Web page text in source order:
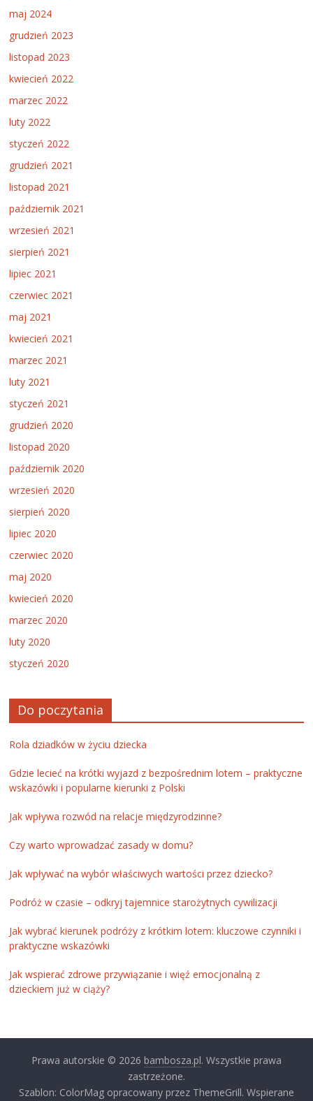
maj 2024
grudzień 2023
listopad 2023
kwiecień 2022
marzec 2022
luty 2022
styczeń 2022
grudzień 2021
listopad 2021
październik 2021
wrzesień 2021
sierpień 2021
lipiec 2021
czerwiec 2021
maj 2021
kwiecień 2021
marzec 2021
luty 2021
styczeń 2021
grudzień 2020
listopad 2020
październik 2020
wrzesień 2020
sierpień 2020
lipiec 2020
czerwiec 2020
maj 2020
kwiecień 2020
marzec 2020
luty 2020
styczeń 2020
Do poczytania
Rola dziadków w życiu dziecka
Gdzie lecieć na krótki wyjazd z bezpośrednim lotem – praktyczne
wskazówki i popularne kierunki z Polski
Jak wpływa rozwód na relacje międzyrodzinne?
Czy warto wprowadzać zasady w domu?
Jak wpływać na wybór właściwych wartości przez dziecko?
Podróż w czasie – odkryj tajemnice starożytnych cywilizacji
Jak wybrać kierunek podróży z krótkim lotem: kluczowe czynniki i
praktyczne wskazówki
Jak wspierać zdrowe przywiązanie i więź emocjonalną z
dzieckiem już w ciąży?
Prawa autorskie © 2026 bambosza.pl. Wszystkie prawa
zastrzeżone.
Szablon: ColorMag opracowany przez ThemeGrill. Wspierane